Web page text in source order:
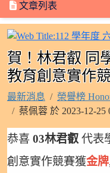
文章列表
賀！林君叡 同
教育創意實作
最新消息
榮譽榜
蔡佩蓉 於 2023-12-
恭喜 03林君叡 代表
創意實作競賽獲金牌